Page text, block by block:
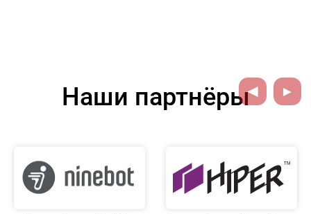
Наши партнёры